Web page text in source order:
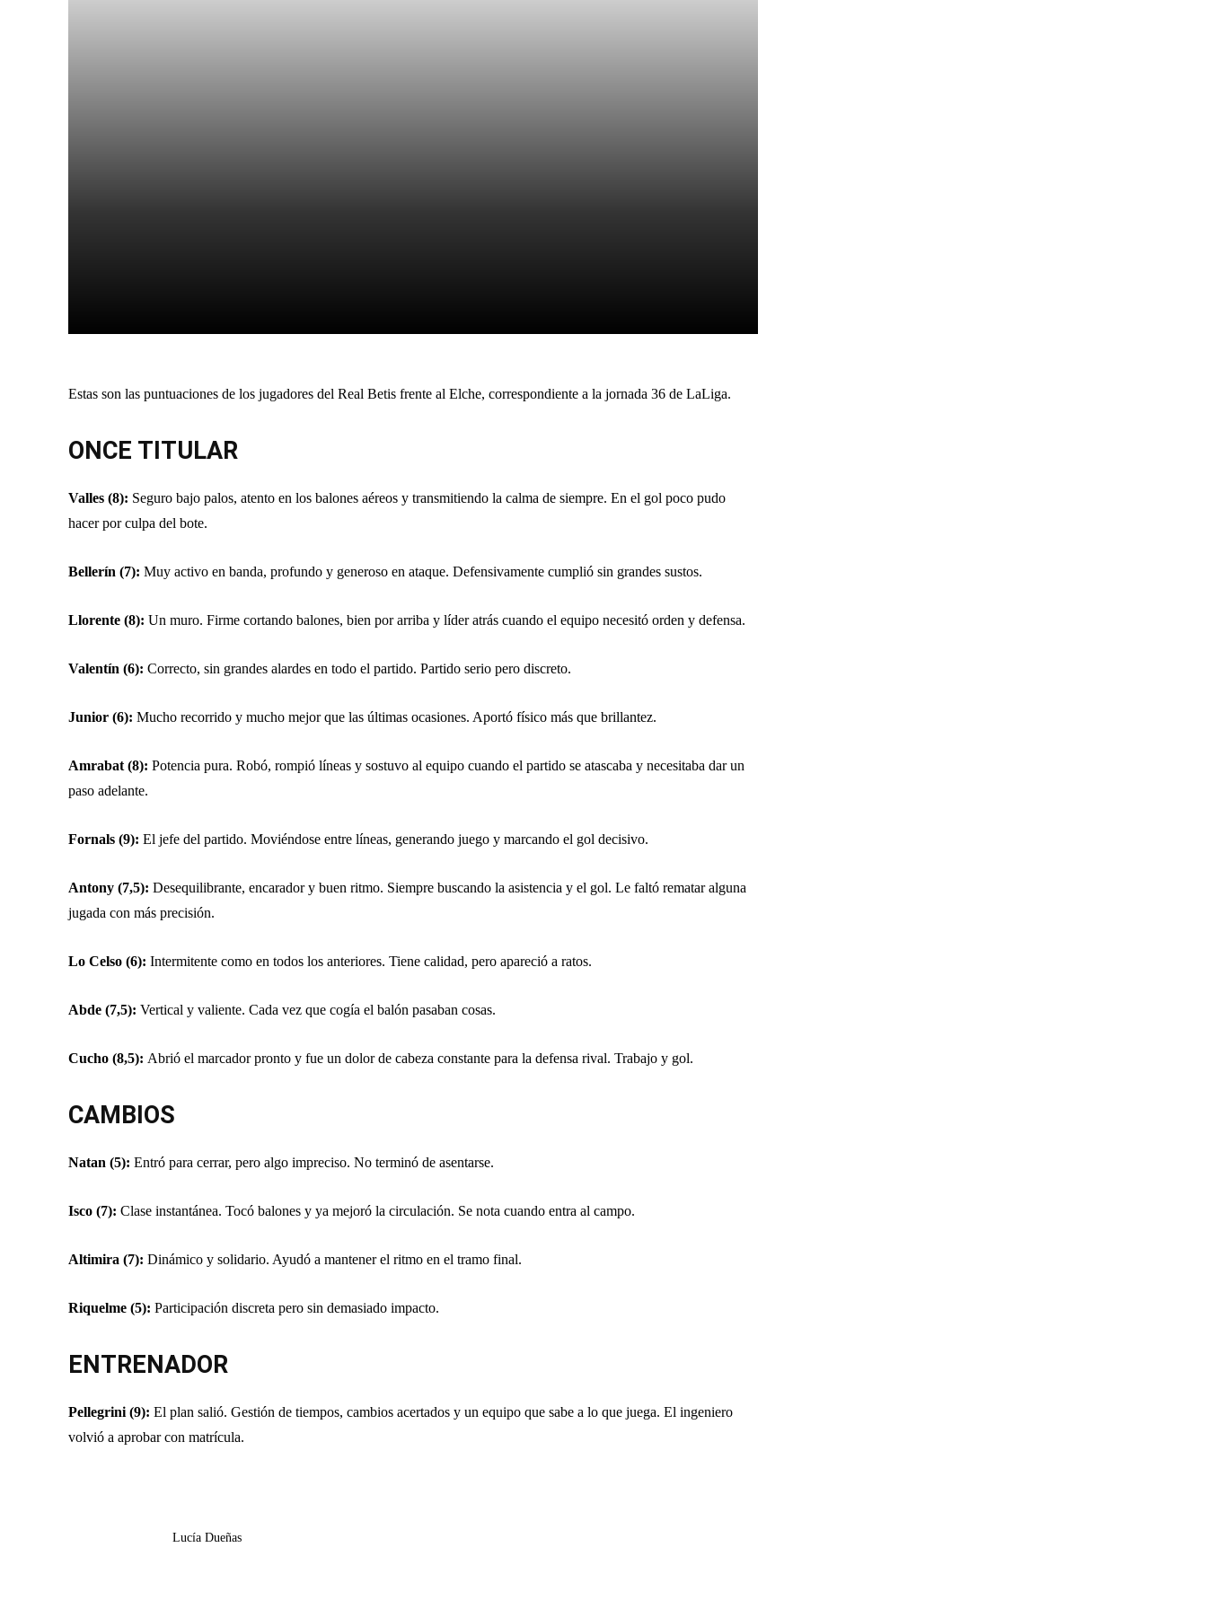
Estas son las puntuaciones de los jugadores del Real Betis frente al Elche, correspondiente a la jornada 36 de LaLiga.
ONCE TITULAR
Valles (8): Seguro bajo palos, atento en los balones aéreos y transmitiendo la calma de siempre. En el gol poco pudo
hacer por culpa del bote.
Bellerín (7): Muy activo en banda, profundo y generoso en ataque. Defensivamente cumplió sin grandes sustos.
Llorente (8): Un muro. Firme cortando balones, bien por arriba y líder atrás cuando el equipo necesitó orden y defensa.
Valentín (6): Correcto, sin grandes alardes en todo el partido. Partido serio pero discreto.
Junior (6): Mucho recorrido y mucho mejor que las últimas ocasiones. Aportó físico más que brillantez.
Amrabat (8): Potencia pura. Robó, rompió líneas y sostuvo al equipo cuando el partido se atascaba y necesitaba dar un
paso adelante.
Fornals (9): El jefe del partido. Moviéndose entre líneas, generando juego y marcando el gol decisivo.
Antony (7,5): Desequilibrante, encarador y buen ritmo. Siempre buscando la asistencia y el gol. Le faltó rematar alguna
jugada con más precisión.
Lo Celso (6): Intermitente como en todos los anteriores. Tiene calidad, pero apareció a ratos.
Abde (7,5): Vertical y valiente. Cada vez que cogía el balón pasaban cosas.
Cucho (8,5): Abrió el marcador pronto y fue un dolor de cabeza constante para la defensa rival. Trabajo y gol.
CAMBIOS
Natan (5): Entró para cerrar, pero algo impreciso. No terminó de asentarse.
Isco (7): Clase instantánea. Tocó balones y ya mejoró la circulación. Se nota cuando entra al campo.
Altimira (7): Dinámico y solidario. Ayudó a mantener el ritmo en el tramo final.
Riquelme (5): Participación discreta pero sin demasiado impacto.
ENTRENADOR
Pellegrini (9): El plan salió. Gestión de tiempos, cambios acertados y un equipo que sabe a lo que juega. El ingeniero
volvió a aprobar con matrícula.
Lucía Dueñas